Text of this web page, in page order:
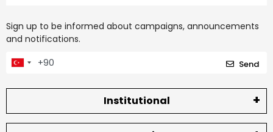
Sign up to be informed about campaigns, announcements
and notifications.
Send
Institutional